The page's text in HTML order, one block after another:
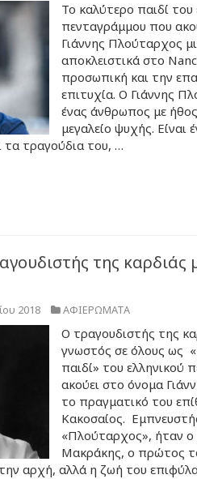
Το καλύτερο παιδί του
πενταγράμμου που
Γιάννης Πλούταρχος
αποκλειστικά στο
προσωπική και την
επιτυχία. Ο Γιάννης
ένας άνθρωπος με
μεγαλείο ψυχής. Είναι
τα τραγούδια του, …
της καρδιάς
2018 ΑΦΙΕΡΩΜΑΤΑ
Ο τραγουδιστής της
γνωστός σε όλους ως
παιδί» του ελληνικού
ακούει στο όνομα
το πραγματικό του
Κακοσαίος.
«Πλούταρχος», ήταν ο
Μακράκης, ο πρώτος
αρχή, αλλά η ζωή του